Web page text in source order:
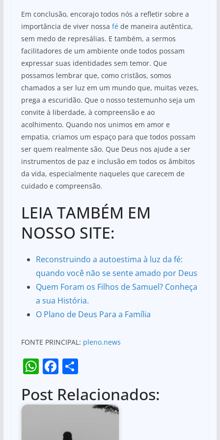
Em conclusão, encorajo todos nós a refletir sobre a
importância de viver nossa féde maneira autêntica,
sem medo de represálias. E também, a sermos
facilitadores de um ambiente onde todos possam
expressar suas identidades sem temor. Que
possamos lembrar que, como cristãos, somos
chamados a ser luz em um mundo que, muitas vezes,
prega a escuridão. Que o nosso testemunho seja um
convite à liberdade, à compreensão e ao
acolhimento. Quando nos unimos em amor e
empatia, criamos um espaço para que todos possam
ser quem realmente são. Que Deus nos ajude a ser
instrumentos de paz e inclusão em todos os âmbitos
da vida, especialmente naqueles que carecem de
cuidado e compreensão.
LEIA TAMBÉM EM
NOSSO SITE:
Reconstruindo a autoestima à luz da fé:
quando você não se sente amado por Deus
Quem Foram os Filhos de Samuel? Conheça
a sua História.
O Plano de Deus Para a Família
FONTE PRINCIPAL: pleno.news
W
at
F
c
b
S
ar
Post Relacionados: